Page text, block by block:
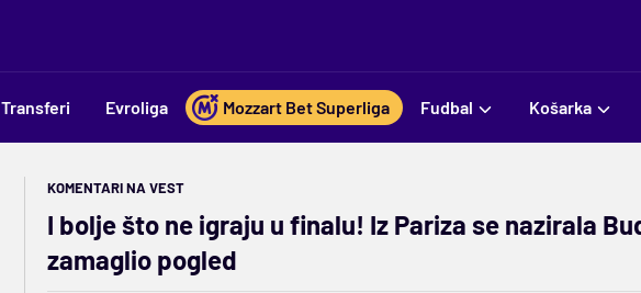
Transferi Evroliga Mozzart Bet Superliga Fudbal Košarka
KOMENTARI NA VEST
I bolje što ne igraju u finalu! Iz Pariza se nazirala
zamaglio pogled